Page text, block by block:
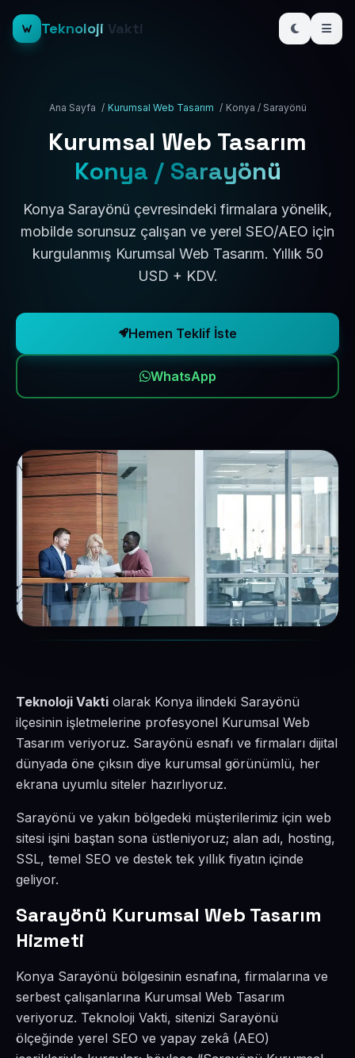
Teknoloji Vakti
Ana Sayfa / Kurumsal Web Tasarım / Konya / Sarayönü
Kurumsal Web Tasarım
Konya / Sarayönü
Konya Sarayönü çevresindeki firmalara yönelik,
mobilde sorunsuz çalışan ve yerel SEO/AEO için
kurgulanmış Kurumsal Web Tasarım. Yıllık 50
USD + KDV.
Hemen Teklif İste
WhatsApp
Teknoloji Vakti olarak Konya ilindeki Sarayönü
ilçesinin işletmelerine profesyonel Kurumsal Web
Tasarım veriyoruz. Sarayönü esnafı ve firmaları dijital
dünyada öne çıksın diye kurumsal görünümlü, her
ekrana uyumlu siteler hazırlıyoruz.
Sarayönü ve yakın bölgedeki müşterilerimiz için web
sitesi işini baştan sona üstleniyoruz; alan adı, hosting,
SSL, temel SEO ve destek tek yıllık fiyatın içinde
geliyor.
Sarayönü Kurumsal Web Tasarım
Hizmeti
Konya Sarayönü bölgesinin esnafına, firmalarına ve
serbest çalışanlarına Kurumsal Web Tasarım
veriyoruz. Teknoloji Vakti, sitenizi Sarayönü
ölçeğinde yerel SEO ve yapay zekâ (AEO)